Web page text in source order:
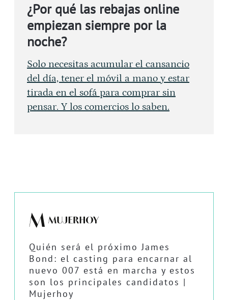
¿Por qué las rebajas online
empiezan siempre por la
noche?
Solo necesitas acumular el cansancio
del día, tener el móvil a mano y estar
tirada en el sofá para comprar sin
pensar. Y los comercios lo saben.
Quién será el próximo James
Bond: el casting para encarnar al
nuevo 007 está en marcha y estos
son los principales candidatos |
Mujerhoy